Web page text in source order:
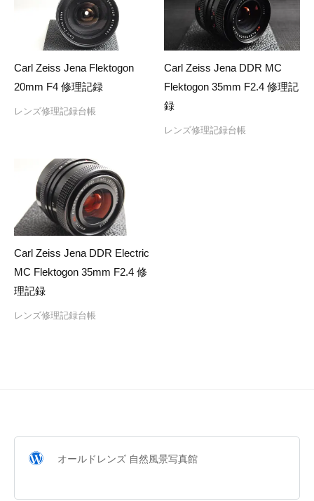
Carl Zeiss Jena Flektogon
20mm F4 修理記録
レンズ修理記録台帳
Carl Zeiss Jena DDR MC
Flektogon 35mm F2.4 修理記
録
レンズ修理記録台帳
Carl Zeiss Jena DDR Electric
MC Flektogon 35mm F2.4 修
理記録
レンズ修理記録台帳
オールドレンズ 自然風景写真館